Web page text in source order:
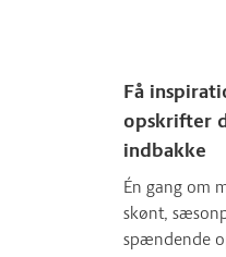
Få
opskrifter
indbakke
Én gang om
skønt,
spændende